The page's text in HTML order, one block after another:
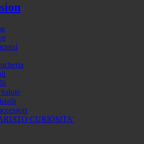
CURIOSITA'